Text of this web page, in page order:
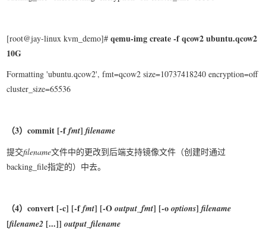
[root@jay-linux kvm_demo]#qemu-img create -f qcow2 ubuntu.qcow2
10G
Formatting 'ubuntu.qcow2', fmt=qcow2 size=10737418240 encryption=off
cluster_size=65536
（3）commit [-ffmt]filename
提交filename文件中的更改到后端支持镜像文件（创建时通过
backing_file指定的）中去。
（4）convert [-c] [-ffmt] [-Ooutput_fmt] [-ooptions]filename
[filename2 [...]]output_filename